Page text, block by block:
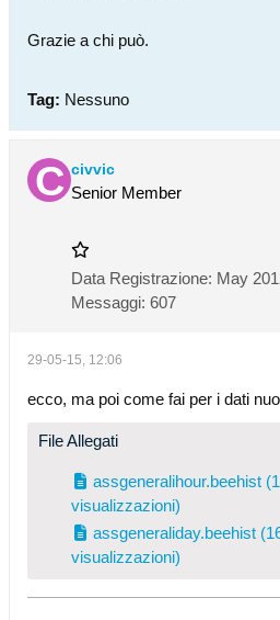
Grazie a chi può.
Tag: Nessuno
civvic
Senior Member
Data Registrazione: May
Messaggi: 607
29-05-15, 12:06
ecco, ma poi come fai per i dati
File Allegati
assgeneralihour.beehist
visualizzazioni)
assgeneraliday.beehist
visualizzazioni)